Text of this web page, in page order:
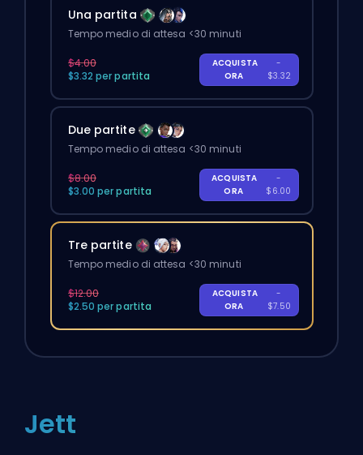
Una partita
Tempo medio di attesa <30 minuti
$4.00
$3.32 per partita
ACQUISTA
ORA
-
$3.32
Due partite
Tempo medio di attesa <30 minuti
$8.00
$3.00 per partita
ACQUISTA
ORA
-
$6.00
Tre partite
Tempo medio di attesa <30 minuti
$12.00
$2.50 per partita
ACQUISTA
ORA
-
$7.50
Jett